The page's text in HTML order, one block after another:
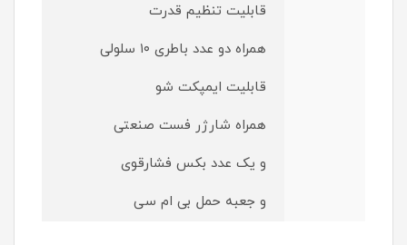
قابلیت تنظیم قدرت
همراه دو عدد باطری ۱۰ سلولی
قابلیت ایمپکت شو
همراه شارژر فست صنعتی
و یک عدد بکس فشارقوی
و جعبه حمل بی ام سی